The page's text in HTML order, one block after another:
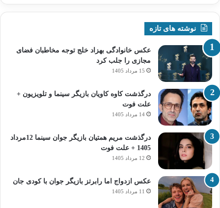
نوشته های تازه
عکس خانوادگی بهزاد خلج توجه مخاطبان فضای
مجازی را جلب کرد
15 مرداد 1405
درگذشت کاوه کاویان بازیگر سینما و تلویزیون +
علت فوت
14 مرداد 1405
درگذشت مریم همتیان بازیگر جوان سینما 12مرداد
1405 + علت فوت
12 مرداد 1405
عکس ازدواج اما رابرتز بازیگر جوان با کودی جان
11 مرداد 1405